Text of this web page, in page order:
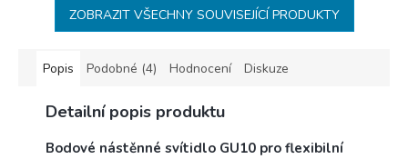
ZOBRAZIT VŠECHNY SOUVISEJÍCÍ PRODUKTY
Popis Podobné (4) Hodnocení Diskuze
Detailní popis produktu
Bodové nástěnné svítidlo GU10 pro flexibilní